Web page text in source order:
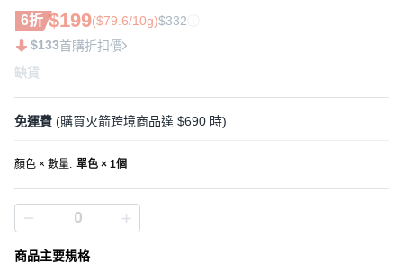
6折 $199($79.6/10g)$332
$133首購折扣價
缺貨
免運費 (購買火箭跨境商品達 $690 時)
顏色 × 數量: 單色 × 1個
商品主要規格